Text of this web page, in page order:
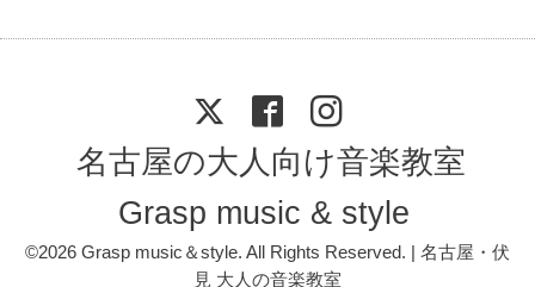
名古屋の大人向け音楽教室
Grasp music & style
©2026 Grasp music＆style. All Rights Reserved. | 名古屋・伏
見 大人の音楽教室